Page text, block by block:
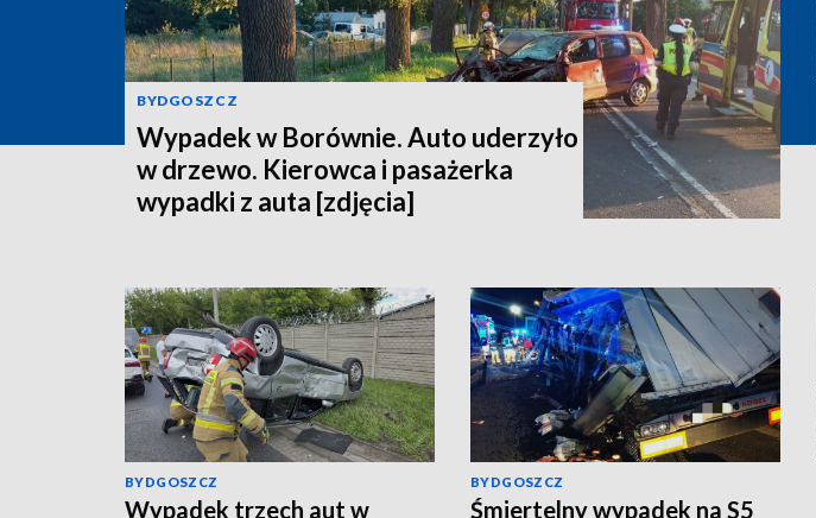
BYDGOSZCZ
Wypadek w Borównie. Auto uderzyło
w drzewo. Kierowca i pasażerka
wypadki z auta [zdjęcia]
BYDGOSZCZ
Wypadek trzech aut w
BYDGOSZCZ
Śmiertelny wypadek na S5